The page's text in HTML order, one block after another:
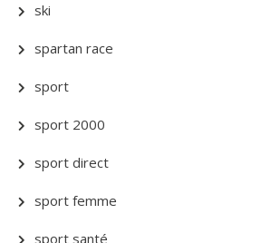
ski
spartan race
sport
sport 2000
sport direct
sport femme
sport santé